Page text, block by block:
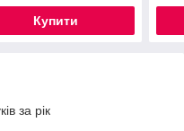
Купити
за рік